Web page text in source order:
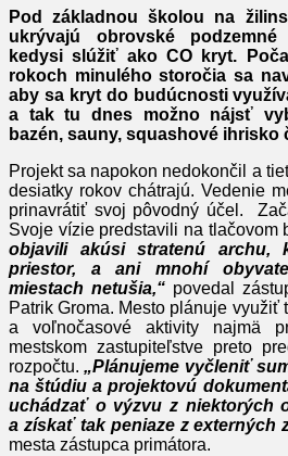
Pod základnou školou na
ukrývajú obrovské
kedysi slúžiť ako CO kryt.
rokoch minulého storočia sa
aby sa kryt do budúcnosti
a tak tu dnes možno nájsť
bazén, sauny, squashové ihrisko
Projekt sa napokon nedokončil a
desiatky rokov chátrajú. Vedenie
prinavrátiť svoj pôvodný účel.
Svoje vízie predstavili na tlačovom
objavili akúsi stratenú archu,
priestor, a ani mnohí
miestach netušia,“ povedal
Patrik Groma. Mesto plánuje využiť
a voľnočasové aktivity najmä
mestskom zastupiteľstve preto
rozpočtu.„Plánujeme vyčleniť
na štúdiu a projektovú
uchádzať o výzvu z niektorých
a získať tak peniaze z externých
mesta zástupca primátora.